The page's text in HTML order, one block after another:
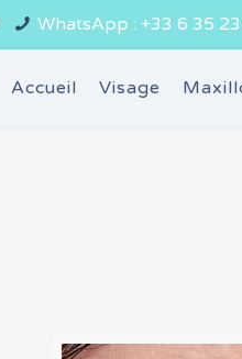
WhatsApp : +33 6 35
Accueil Visage